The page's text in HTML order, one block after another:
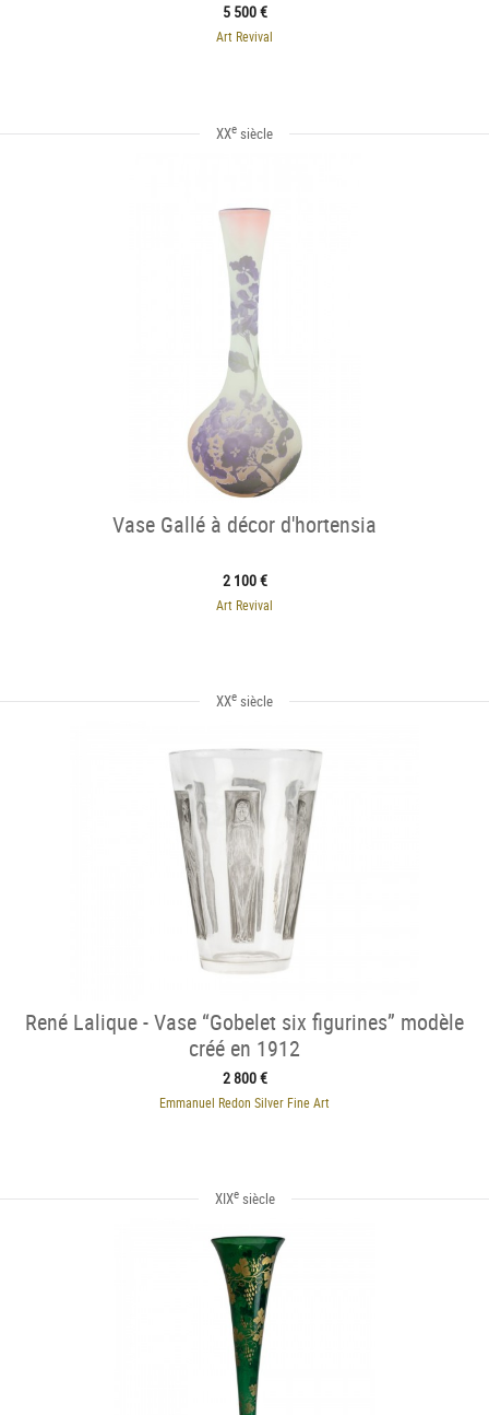
5 500 €
Art Revival
XXe siècle
Vase Gallé à décor d'hortensia
2 100 €
Art Revival
XXe siècle
René Lalique - Vase “Gobelet six figurines” modèle
créé en 1912
2 800 €
Emmanuel Redon Silver Fine Art
XIXesiècle